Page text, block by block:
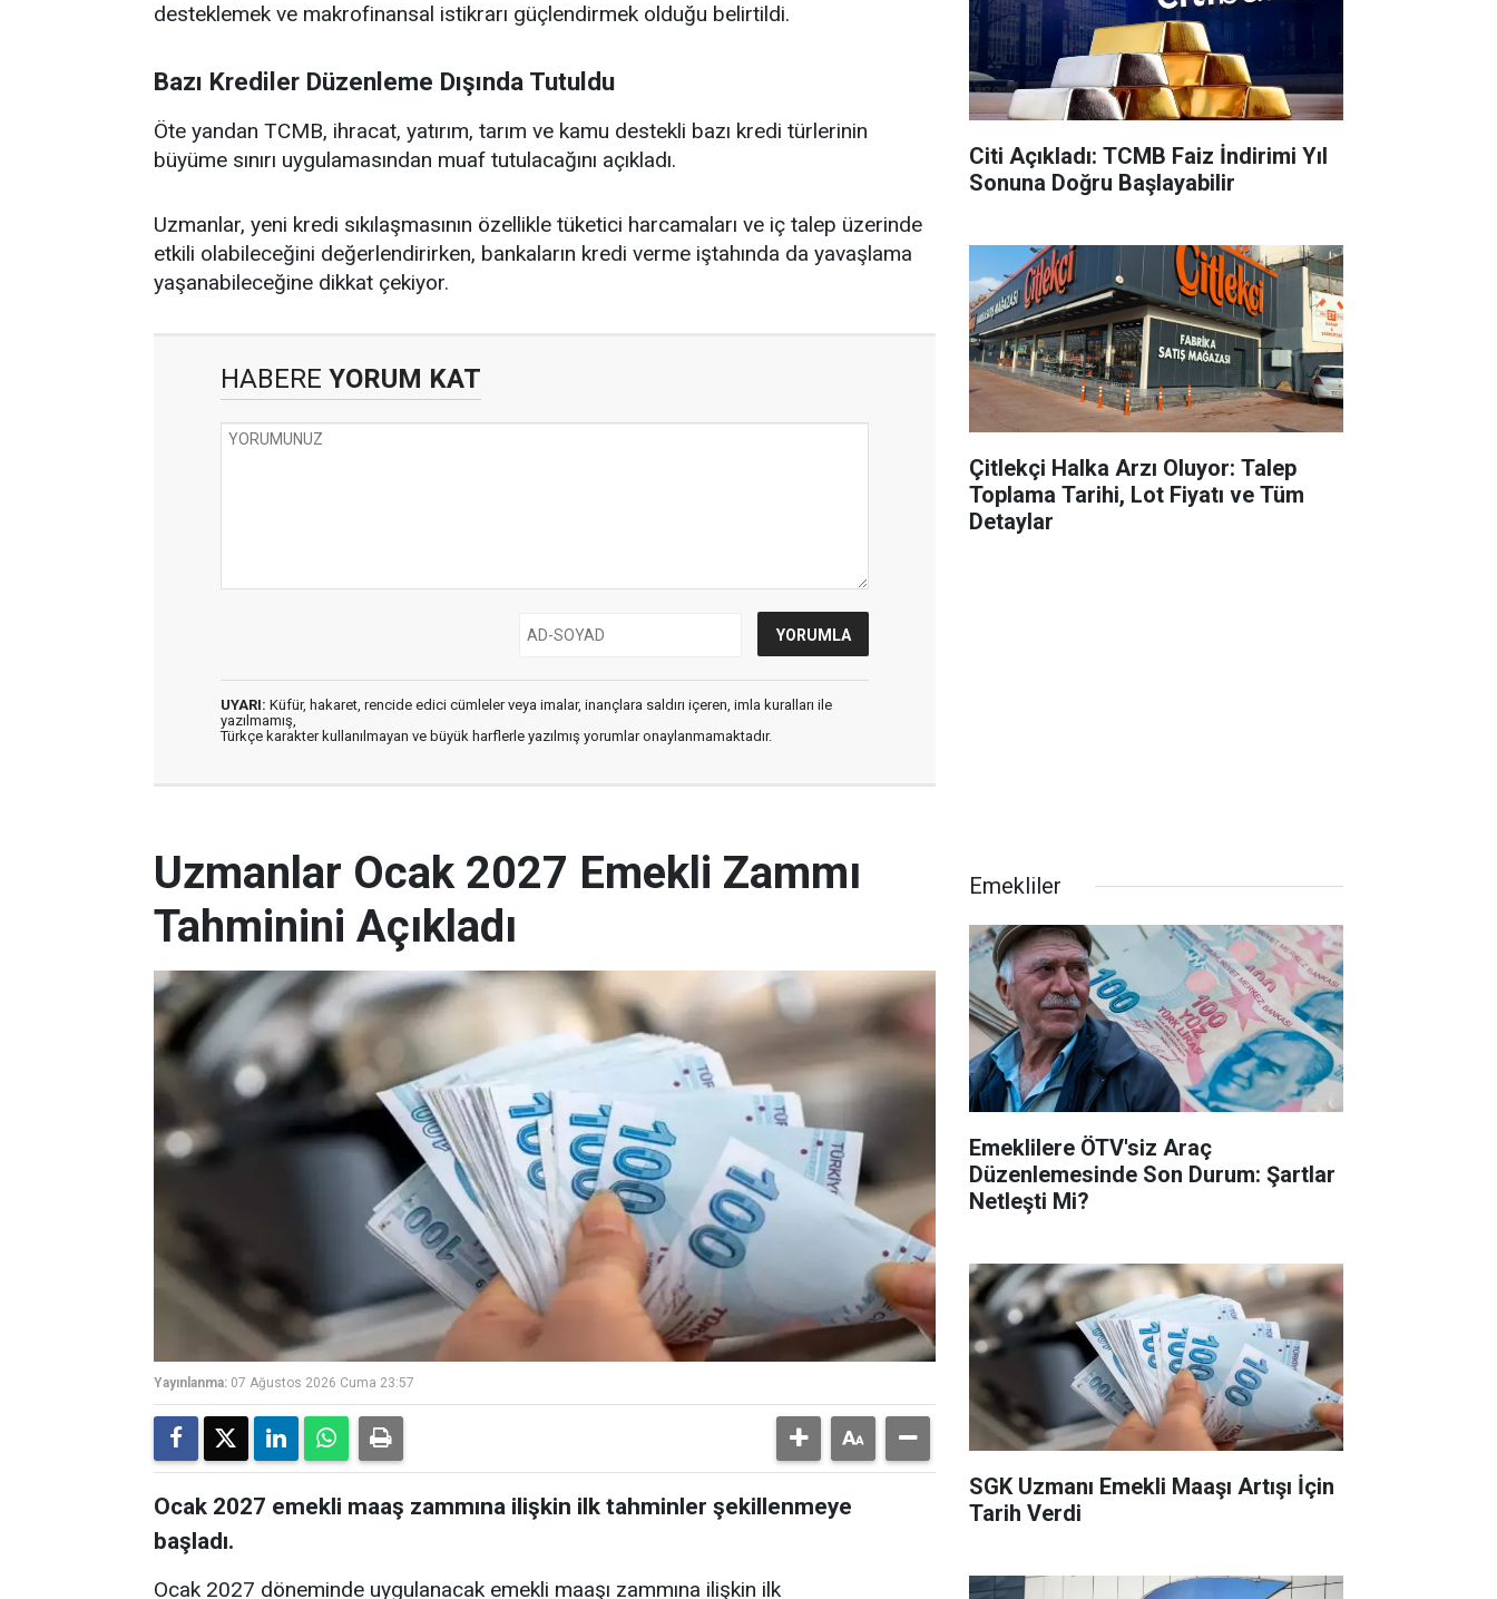
desteklemek ve makrofinansal istikrarı güçlendirmek olduğu belirtildi.
Bazı Krediler Düzenleme Dışında Tutuldu
Öte yandan TCMB, ihracat, yatırım, tarım ve kamu destekli bazı kredi türlerinin
büyüme sınırı uygulamasından muaf tutulacağını açıkladı.
Uzmanlar, yeni kredi sıkılaşmasının özellikle tüketici harcamaları ve iç talep üzerinde
etkili olabileceğini değerlendirirken, bankaların kredi verme iştahında da yavaşlama
yaşanabileceğine dikkat çekiyor.
HABERE YORUM KAT
UYARI: Küfür, hakaret, rencide edici cümleler veya imalar, inançlara saldırı içeren, imla kuralları ile
yazılmamış,
Türkçe karakter kullanılmayan ve büyük harflerle yazılmış yorumlar onaylanmamaktadır.
Citi Açıkladı: TCMB Faiz İndirimi Yıl
Sonuna Doğru Başlayabilir
Çitlekçi Halka Arzı Oluyor: Talep
Toplama Tarihi, Lot Fiyatı ve Tüm
Detaylar
Uzmanlar Ocak 2027 Emekli Zammı
Tahminini Açıkladı
Yayınlanma: 07 Ağustos 2026 Cuma 23:57
Ocak 2027 emekli maaş zammına ilişkin ilk tahminler şekillenmeye
başladı.
Ocak 2027 döneminde uygulanacak emekli maaşı zammına ilişkin ilk
Emekliler
Emeklilere ÖTV'siz Araç
Düzenlemesinde Son Durum: Şartlar
Netleşti Mi?
SGK Uzmanı Emekli Maaşı Artışı İçin
Tarih Verdi